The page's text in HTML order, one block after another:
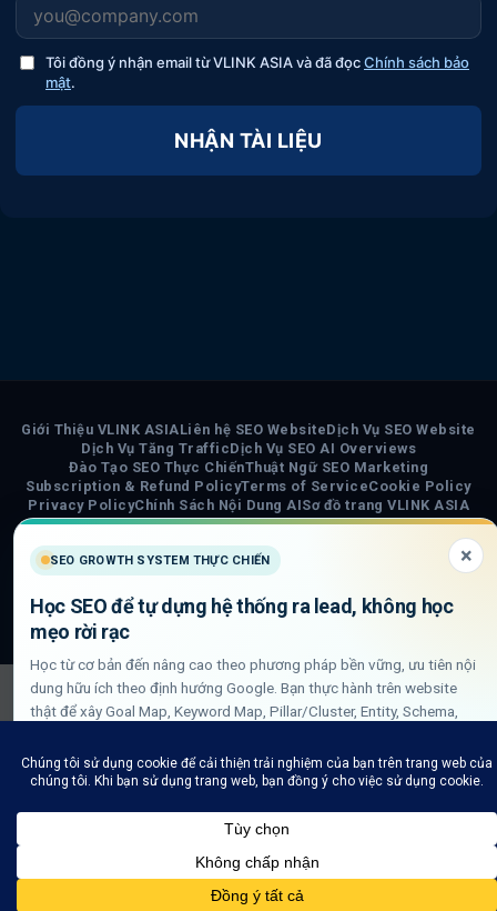
Tôi đồng ý nhận email từ VLINK ASIA và đã đọcChính sách bảo
mật.
NHẬN TÀI LIỆU
Visa PayPalStripe MasterCard
Cash
Delivery
Giới Thiệu VLINK ASIALiên hệ SEO WebsiteDịch Vụ SEO Website
Dịch Vụ Tăng TrafficDịch Vụ SEO AI Overviews
Đào Tạo SEO Thực ChiếnThuật Ngữ SEO Marketing
Subscription & Refund PolicyTerms of ServiceCookie Policy
Privacy PolicyChính Sách Nội Dung AISơ đồ trang VLINK ASIA
Tin tức
COPYRIGHT 2026 ©VLINK ASIA
SEO GROWTH SYSTEM THỰC CHIẾN ×
Học SEO để tự dựng hệ thống ra lead, không học
mẹo rời rạc
Học từ cơ bản đến nâng cao theo phương pháp bền vững, ưu tiên nội
dung hữu ích theo định hướng Google. Bạn thực hành trên website
thật để xây Goal Map, Keyword Map, Pillar/Cluster, Entity, Schema,
Xem lộ trình học SEO thực chiến